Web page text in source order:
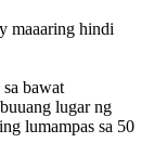
maaaring hindi
bawat
lugar ng
lumampas sa 50